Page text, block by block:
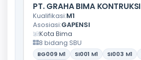
PT. GRAHA BIMA KONTRUKSI
Kualifikasi:M1
Asosiasi:GAPENSI
Kota Bima
8 bidang SBU
BG009 M1 SI001 M1 SI003 M1